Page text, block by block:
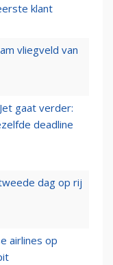
klant
vliegveld van
gaat verder:
deadline
dag op rij
airlines op